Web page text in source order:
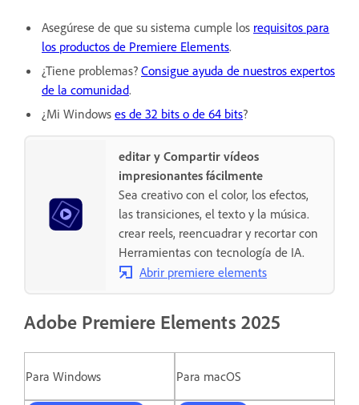
Asegúrese de que su sistema cumple los requisitos para
los productos de Premiere Elements.
¿Tiene problemas? Consigue ayuda de nuestros expertos
de la comunidad.
¿Mi Windows es de 32 bits o de 64 bits?
editar y Compartir vídeos
impresionantes fácilmente
Sea creativo con el color, los efectos,
las transiciones, el texto y la música.
crear reels, reencuadrar y recortar con
Herramientas con tecnología de IA.
Abrir premiere elements
Adobe Premiere Elements 2025
Para Windows Para macOS